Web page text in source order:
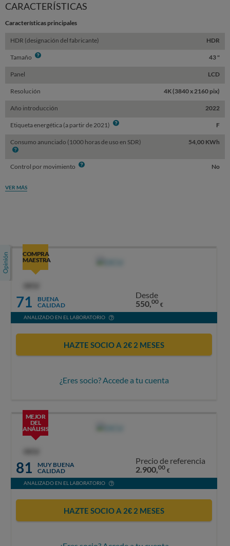
CARACTERÍSTICAS
Características principales
HDR (designación del fabricante) HDR
Tamaño Info 43 "
Panel LCD
Resolución 4K (3840 x 2160 pix)
Año introducción 2022
Etiqueta energética (a partir de 2021) Info F
Consumo anunciado (1000 horas de uso en SDR)
Info
54,00 KWh
Control por movimiento Info No
VER MÁS
COMPRA
MAESTRA
71
BUENA
CALIDAD
Desde
550,00 €
ANALIZADO EN EL LABORATORIO
HAZTE SOCIO A 2€ 2 MESES
¿Eres socio? Accede a tu cuenta
MEJOR
DEL
ANÁLISIS
81
MUY BUENA
CALIDAD
Precio de referencia
2.900,00 €
ANALIZADO EN EL LABORATORIO
HAZTE SOCIO A 2€ 2 MESES